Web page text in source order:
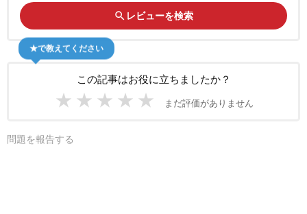
search レビューを検索
この記事はお役に立ちましたか？
★ ★ ★ ★ ★ まだ評価がありません
★で教えてください
問題を報告する